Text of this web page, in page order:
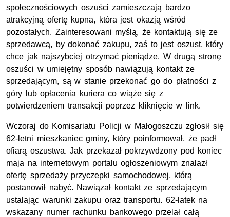
społecznościowych oszuści zamieszczają bardzo
atrakcyjną ofertę kupna, która jest okazją wśród
pozostałych. Zainteresowani myślą, że kontaktują się ze
sprzedawcą, by dokonać zakupu, zaś to jest oszust, który
chce jak najszybciej otrzymać pieniądze. W drugą stronę
oszuści w umiejętny sposób nawiązują kontakt ze
sprzedającym, są w stanie przekonać go do płatności z
góry lub opłacenia kuriera co wiąże się z
potwierdzeniem transakcji poprzez kliknięcie w link.
Wczoraj do Komisariatu Policji w Małogoszczu zgłosił się
62-letni mieszkaniec gminy, który poinformował, że padł
ofiarą oszustwa. Jak przekazał pokrzywdzony pod koniec
maja na internetowym portalu ogłoszeniowym znalazł
ofertę sprzedaży przyczepki samochodowej, którą
postanowił nabyć. Nawiązał kontakt ze sprzedającym
ustalając warunki zakupu oraz transportu. 62-latek na
wskazany numer rachunku bankowego przelał całą